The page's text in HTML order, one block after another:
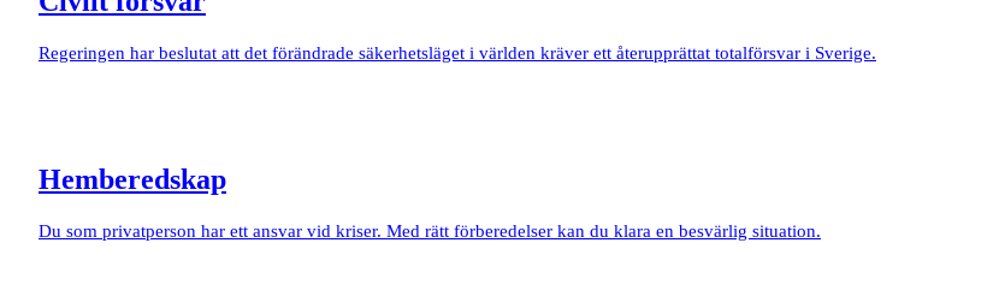
Regeringen har beslutat att det förändrade säkerhetsläget i världen kräver ett återupprättat totalförsvar i Sverige.
Hemberedskap
Du som privatperson har ett ansvar vid kriser. Med rätt förberedelser kan du klara en besvärlig situation.